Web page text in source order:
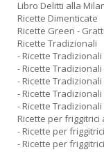
Libro Delitti alla
Ricette Dimenticate
Ricette Green -
Ricette Tradizionali
- Ricette
- Ricette
- Ricette
- Ricette
- Ricette
Ricette per friggitrici
- Ricette per
- Ricette per